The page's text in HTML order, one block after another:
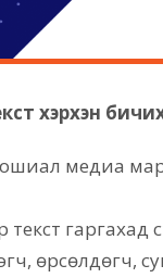
хэрхэн
медиа
гаргахад
өрсөлдөгч,